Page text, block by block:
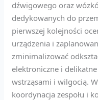
dźwigowego oraz
dedykowanych do
pierwszej kolejności
urządzenia i
zminimalizować
elektroniczne i
wstrząsami i wilgocią.
koordynacja zespołu i